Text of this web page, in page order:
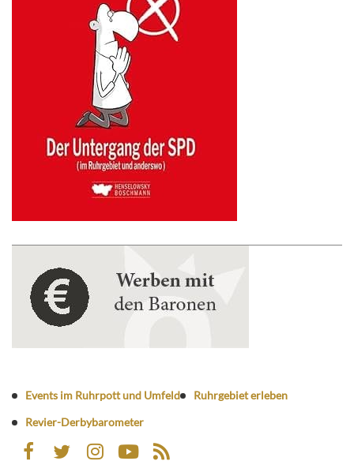
Events im Ruhrpott und Umfeld
Ruhrgebiet erleben
Revier-Derbybarometer